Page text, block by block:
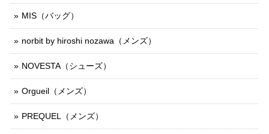
MIS（バッグ）
norbit by hiroshi nozawa（メンズ）
NOVESTA（シューズ）
Orgueil（メンズ）
PREQUEL（メンズ）